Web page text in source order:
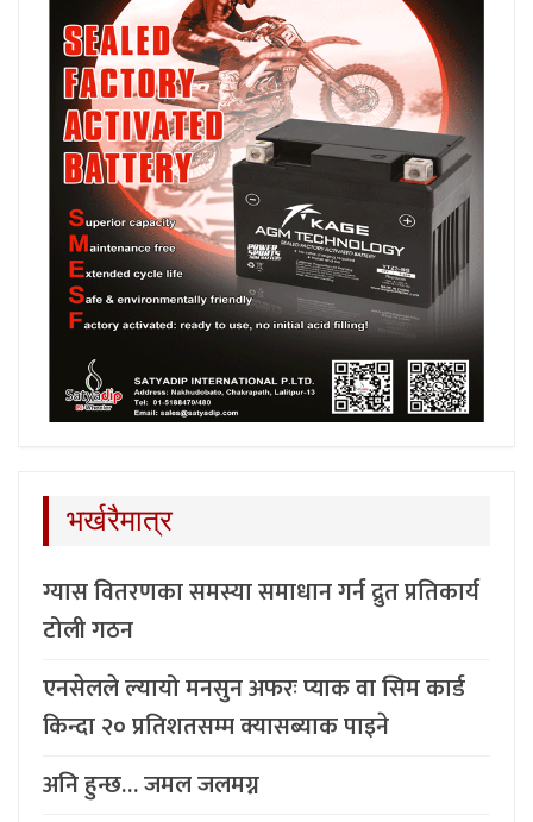
भर्खरैमात्र
ग्यास वितरणका समस्या समाधान गर्न द्रुत प्रतिकार्य
टोली गठन
एनसेलले ल्यायो मनसुन अफरः प्याक वा सिम कार्ड
किन्दा २० प्रतिशतसम्म क्यासब्याक पाइने
अनि हुन्छ… जमल जलमग्न